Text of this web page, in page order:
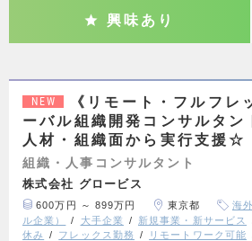
興味あり
NEW
《リモート・フルフレ
ーバル組織開発コンサルタン
人材・組織面から実行支援☆
組織・人事コンサルタント
株式会社 グロービス
600万円 ～ 899万円 東京都
海
ル企業）
大手企業 新規事業・新サービス
休み
フレックス勤務 リモートワーク可能